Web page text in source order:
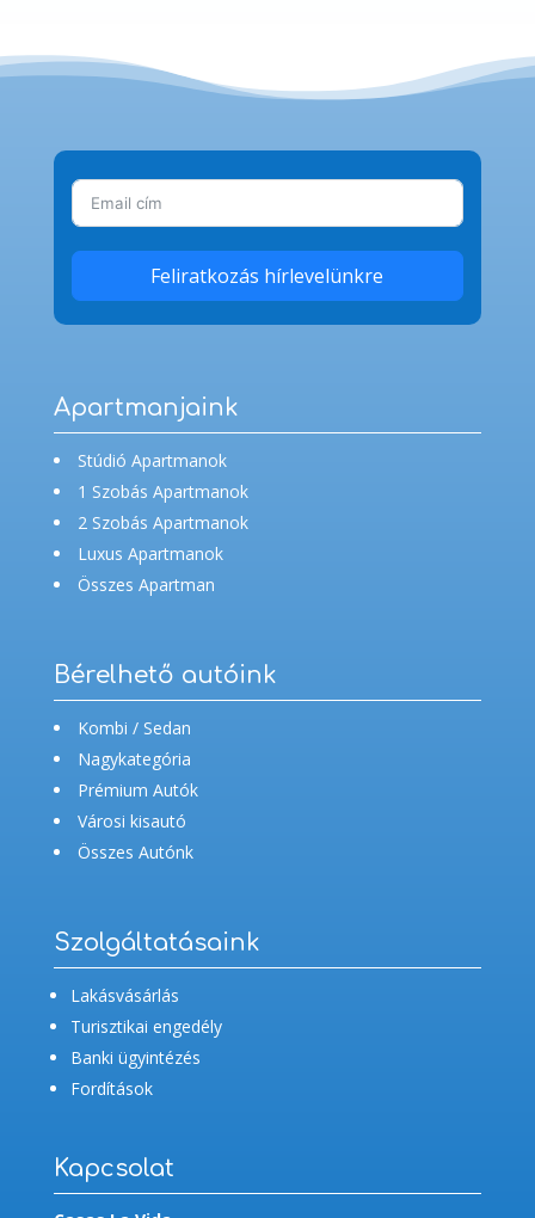
Feliratkozás hírlevelünkre
Apartmanjaink
Stúdió Apartmanok
1 Szobás Apartmanok
2 Szobás Apartmanok
Luxus Apartmanok
Összes Apartman
Bérelhető autóink
Kombi / Sedan
Nagykategória
Prémium Autók
Városi kisautó
Összes Autónk
Szolgáltatásaink
Lakásvásárlás
Turisztikai engedély
Banki ügyintézés
Fordítások
Kapcsolat